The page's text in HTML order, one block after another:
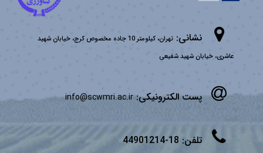
نشانی:
تهران، کیلومتر 10 جاده مخصوص کرج، خیابان شهید
عاشری، خیابان شهید شفیعی
پست الکترونیکی:info@scwmri.ac.ir
تلفن: 18-44901214